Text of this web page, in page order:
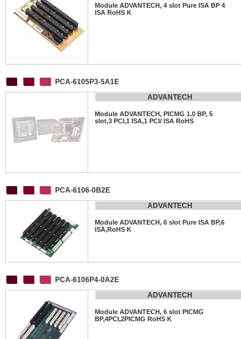
Module ADVANTECH, 4 slot Pure ISA BP 4
ISA RoHS K
PCA-6105P3-5A1E
ADVANTECH
Module ADVANTECH, PICMG 1.0 BP, 5
slot,3 PCI,1 ISA,1 PCI/ ISA RoHS
PCA-6106-0B2E
ADVANTECH
Module ADVANTECH, 6 slot Pure ISA BP,6
ISA,RoHS K
PCA-6106P4-0A2E
ADVANTECH
Module ADVANTECH, 6 slot PICMG
BP,4PCI,2PICMG RoHS K